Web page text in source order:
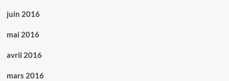
juin 2016
mai 2016
avril 2016
mars 2016